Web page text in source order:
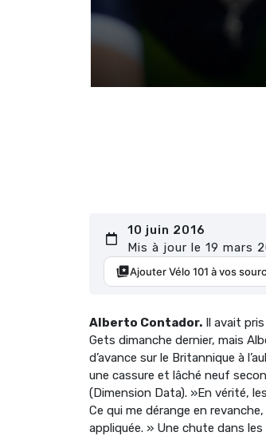
10 juin 2016
Mis à jour le 19 mars
Ajouter Vélo 101 à vos
Alberto Contador. Il avait
Gets dimanche dernier, mais
d’avance sur le Britannique à
une cassure et lâché neuf
(Dimension Data). »En vérité,
Ce qui me dérange en
appliquée. » Une chute dans